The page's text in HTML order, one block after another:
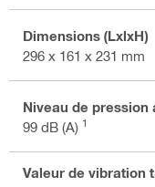
Dimensions (LxlxH)
296 x 161 x 231 mm
Niveau de
99 dB (A) 1
Valeur de vibration